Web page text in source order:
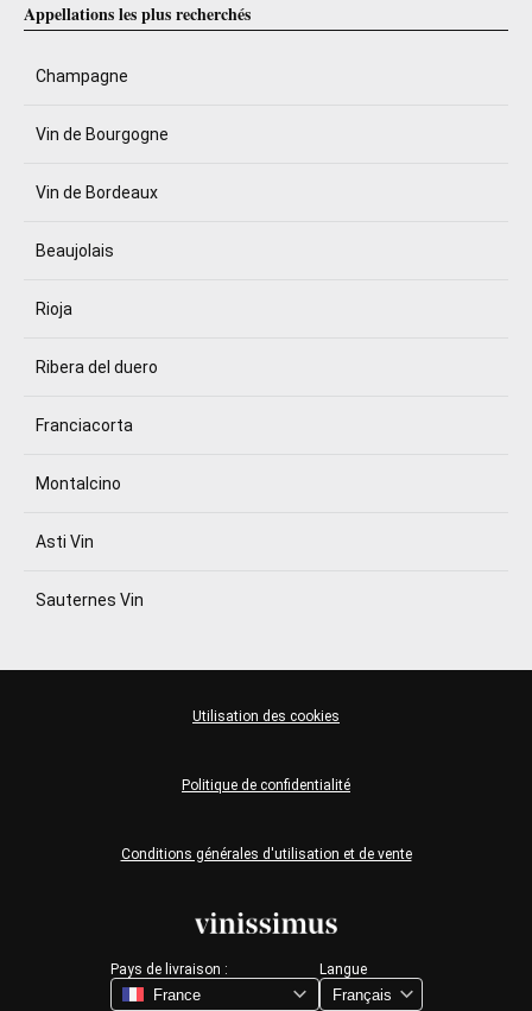
Appellations les plus recherchés
Champagne
Vin de Bourgogne
Vin de Bordeaux
Beaujolais
Rioja
Ribera del duero
Franciacorta
Montalcino
Asti Vin
Sauternes Vin
Pays de livraison : Langue
Conditions générales d'utilisation et de vente
Politique de confidentialité
Utilisation des cookies